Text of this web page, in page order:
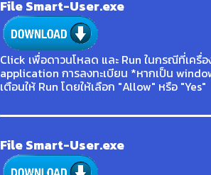
File Smart-User.exe
Click เพื่อดาวนโหลด และ Run ในกรณีที่เครื่
application การลงทะเบียน *หากเป็น
เตือนให้ Run โดยให้เลือก "Allow" หรือ "Yes"
File Smart-User.exe